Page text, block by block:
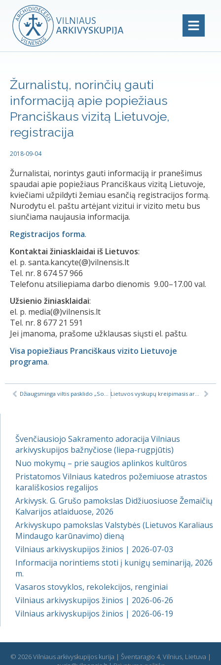
Žurnalistų, norinčių gauti
informaciją apie popiežiaus
Pranciškaus vizitą Lietuvoje,
registracija
2018-09-04
Žurnalistai, norintys gauti informaciją ir pranešimus
spaudai apie popiežiaus Pranciškaus vizitą Lietuvoje,
kviečiami užpildyti žemiau esančią registracijos formą.
Nurodytu el. paštu artėjant vizitui ir vizito metu bus
siunčiama naujausia informacija.
Registracijos forma.
Kontaktai žiniasklaidai iš Lietuvos:
el. p. santa.kancyte(@)vilnensis.lt
Tel. nr. 8 674 57 966
Telefonu atsiliepiama darbo dienomis 9.00–17.00 val.
Užsienio žiniasklaidai:
el. p. media(@)vilnensis.lt
Tel. nr. 8 677 21 591
Jei įmanoma, prašome užklausas siųsti el. paštu.
Visa popiežiaus Pranciškaus vizito Lietuvoje
programa.
Džiaugsminga viltis pasklido „Sostinės Dienose“ Lietuvos vyskupų kreipimasis artėjant Šventojo Tėvo vizitui Lietuvoje
Švenčiausiojo Sakramento adoracija Vilniaus
arkivyskupijos bažnyčiose (liepa-rugpjūtis)
Nuo mokymų – prie saugios aplinkos kultūros
Pristatomos Vilniaus katedros požemiuose atrastos
karališkosios regalijos
Arkivysk. G. Grušo pamokslas Didžiuosiuose Žemaičių
Kalvarijos atlaiduose, 2026
Arkivyskupo pamokslas Valstybės (Lietuvos Karaliaus
Mindaugo karūnavimo) dieną
Vilniaus arkivyskupijos žinios | 2026-07-03
Informacija norintiems stoti į kunigų seminariją, 2026
m.
Vasaros stovyklos, rekolekcijos, renginiai
Vilniaus arkivyskupijos žinios | 2026-06-26
Vilniaus arkivyskupijos žinios | 2026-06-19
© 2026 Vilniaus arkivyskupijos kurija | Šventaragio 4, Vilnius, Lietuva |